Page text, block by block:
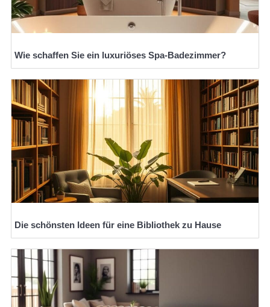
Wie schaffen Sie ein luxuriöses Spa-Badezimmer?
Die schönsten Ideen für eine Bibliothek zu Hause